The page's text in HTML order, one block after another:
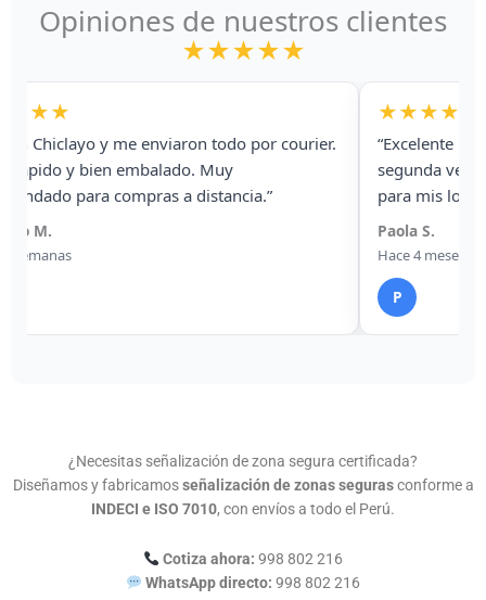
Opiniones de nuestros clientes
★★★★★
“Excelente relación precio–calidad. Ya es la
segunda vez que compro señalética con ellos
para mis locales.”
¿Necesitas señalización de zona segura certificada?
Diseñamos y fabricamosseñalización de zonas segurasconforme a
INDECI e ISO 7010, con envíos a todo el Perú.
Cotiza ahora: 998 802 216
WhatsApp directo: 998 802 216